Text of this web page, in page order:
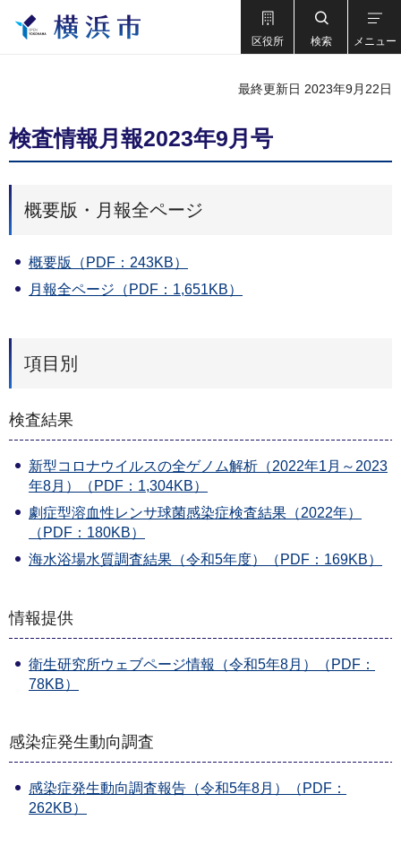
区役所 検索 メニュー
最終更新日 2023年9月22日
検査情報月報2023年9月号
概要版・月報全ページ
概要版（PDF：243KB）
月報全ページ（PDF：1,651KB）
項目別
検査結果
新型コロナウイルスの全ゲノム解析（2022年1月～2023
年8月）（PDF：1,304KB）
劇症型溶血性レンサ球菌感染症検査結果（2022年）
（PDF：180KB）
海水浴場水質調査結果（令和5年度）（PDF：169KB）
情報提供
衛生研究所ウェブページ情報（令和5年8月）（PDF：
78KB）
感染症発生動向調査
感染症発生動向調査報告（令和5年8月）（PDF：
262KB）